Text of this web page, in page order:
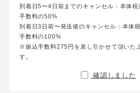
到着日5〜4日前までのキャンセル：本体税
手数料の50%
到着日3日前〜発送後のキャンセル：本体
手数料の100%
※振込手数料275円を差し引かせて頂いた
す。
確認しました